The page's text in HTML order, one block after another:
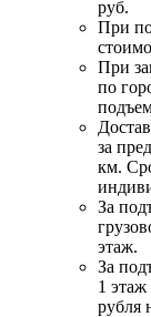
руб.
При
При
по
за
км.
За
этаж.
За
1
рубля